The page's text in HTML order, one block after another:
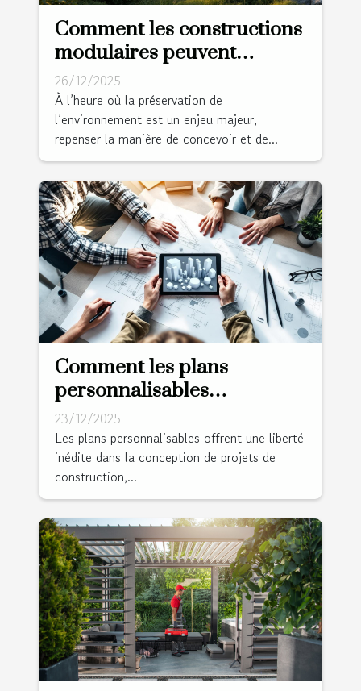
Comment les constructions
modulaires peuvent
révolutionner l'habitat
durable ?
26/12/2025
À l’heure où la préservation de
l’environnement est un enjeu majeur,
repenser la manière de concevoir et de...
Comment les plans
personnalisables
transforment-ils votre
projet de construction ?
23/12/2025
Les plans personnalisables offrent une liberté
inédite dans la conception de projets de
construction,...